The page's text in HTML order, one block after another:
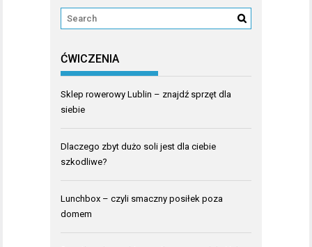
ĆWICZENIA
Sklep rowerowy Lublin – znajdź sprzęt dla
siebie
Dlaczego zbyt dużo soli jest dla ciebie
szkodliwe?
Lunchbox – czyli smaczny posiłek poza
domem